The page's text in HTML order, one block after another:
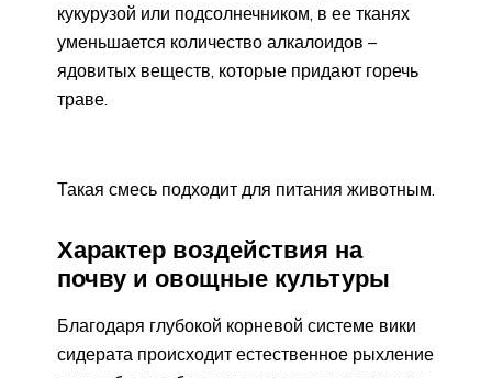
кукурузой или подсолнечником, в ее тканях
уменьшается количество алкалоидов –
ядовитых веществ, которые придают горечь
траве.
Такая смесь подходит для питания животным.
Характер воздействия на
почву и овощные культуры
Благодаря глубокой корневой системе вики
сидерата происходит естественное рыхление